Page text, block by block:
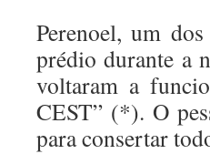
Perenoel, um
prédio durante a
voltaram a
CEST” (*). O
para consertar